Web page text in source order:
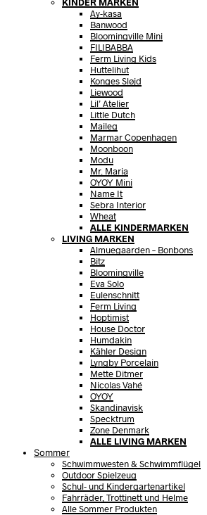
Ay-kasa
Banwood
Bloomingville Mini
FILIBABBA
Ferm Living Kids
Huttelihut
Konges Sløjd
Liewood
Lil’ Atelier
Little Dutch
Maileg
Marmar Copenhagen
Moonboon
Modu
Mr. Maria
OYOY Mini
Name It
Sebra Interior
Wheat
ALLE KINDERMARKEN
LIVING MARKEN
Almuegaarden – Bonbons
Bitz
Bloomingville
Eva Solo
Eulenschnitt
Ferm Living
Hoptimist
House Doctor
Humdakin
Kähler Design
Lyngby Porcelain
Mette Ditmer
Nicolas Vahé
OYOY
Skandinavisk
Specktrum
Zone Denmark
ALLE LIVING MARKEN
Sommer
Schwimmwesten & Schwimmflügel
Outdoor Spielzeug
Schul- und Kindergartenartikel
Fahrräder, Trottinett und Helme
Alle Sommer Produkten